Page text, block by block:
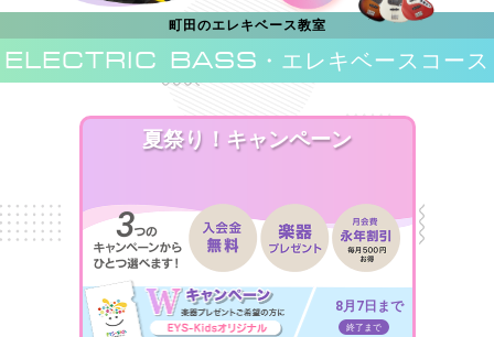
町田のエレキベース教室
ELECTRIC BASS ・エレキベースコース
夏祭り！キャンペーン
8月7日まで
終了まで